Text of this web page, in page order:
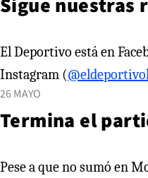
El Deportivo está en
Instagram (
26 MAYO
Termina el
Pese a que no sumó en Montevideo, Coquimbo quedó